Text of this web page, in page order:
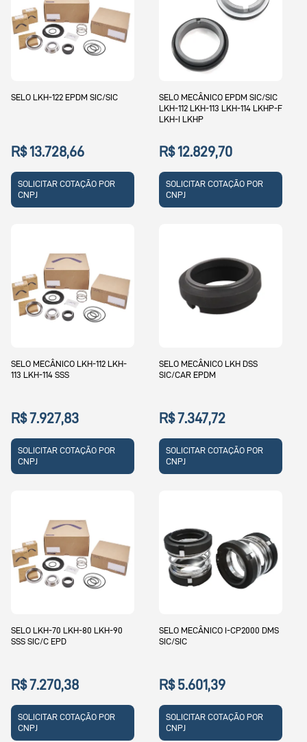
SELO LKH-122 EPDM SIC/SIC
R$ 13.728,66
SOLICITAR COTAÇÃO POR
CNPJ
SELO MECÂNICO EPDM SIC/SIC
LKH-112 LKH-113 LKH-114 LKHP-F
LKH-I LKHP
R$ 12.829,70
SOLICITAR COTAÇÃO POR
CNPJ
SELO MECÂNICO LKH-112 LKH-
113 LKH-114 SSS
R$ 7.927,83
SOLICITAR COTAÇÃO POR
CNPJ
SELO MECÂNICO LKH DSS
SIC/CAR EPDM
R$ 7.347,72
SOLICITAR COTAÇÃO POR
CNPJ
SELO LKH-70 LKH-80 LKH-90
SSS SIC/C EPD
R$ 7.270,38
SOLICITAR COTAÇÃO POR
CNPJ
SELO MECÂNICO I-CP2000 DMS
SIC/SIC
R$ 5.601,39
SOLICITAR COTAÇÃO POR
CNPJ